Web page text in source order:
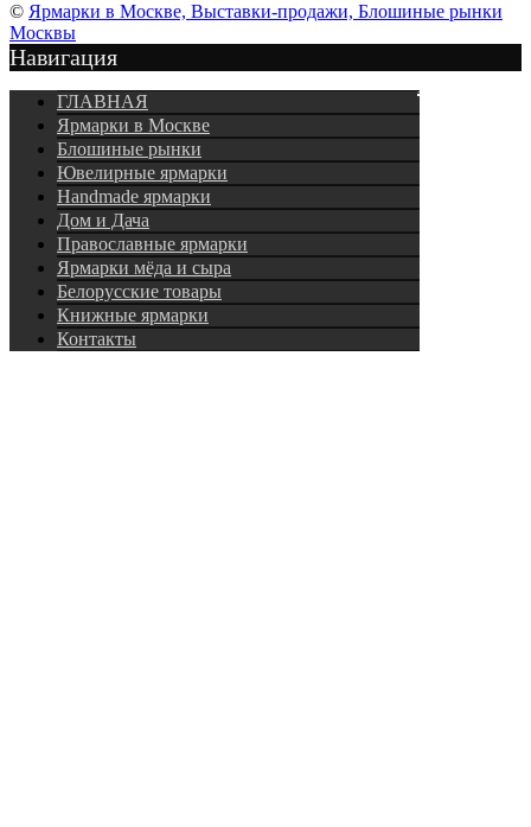
© Ярмарки в Москве, Выставки-продажи, Блошиные рынки
Москвы
Навигация
Подписка
ГЛАВНАЯ
Ярмарки в Москве
Блошиные рынки
Ювелирные ярмарки
Нandmade ярмарки
Дом и Дача
Православные ярмарки
Ярмарки мёда и сыра
Белорусские товары
Книжные ярмарки
Контакты